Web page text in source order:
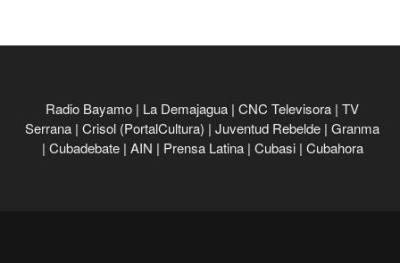
Radio Bayamo | La Demajagua | CNC Televisora | TV
Serrana | Crisol (PortalCultura) | Juventud Rebelde | Granma
| Cubadebate | AIN | Prensa Latina | Cubasi | Cubahora